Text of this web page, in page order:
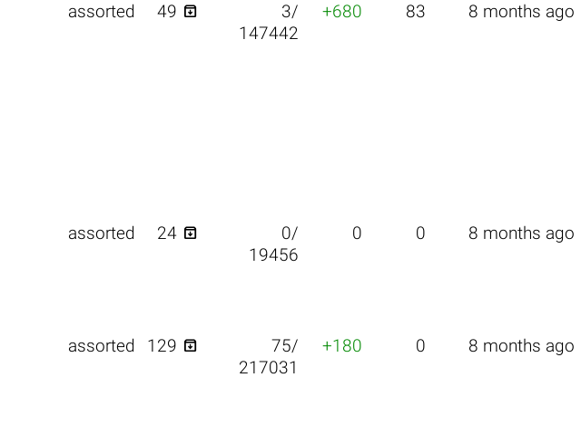
assorted 49 
3/
147442
+680 83 8 months ago
assorted 24 
0/
19456
0 0 8 months ago
assorted 129 
75/
217031
+180 0 8 months ago